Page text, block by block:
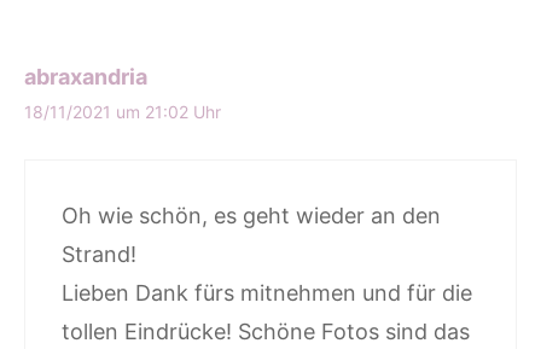
abraxandria
18/11/2021 um 21:02 Uhr
Oh wie schön, es geht wieder an den
Strand!
Lieben Dank fürs mitnehmen und für die
tollen Eindrücke! Schöne Fotos sind das